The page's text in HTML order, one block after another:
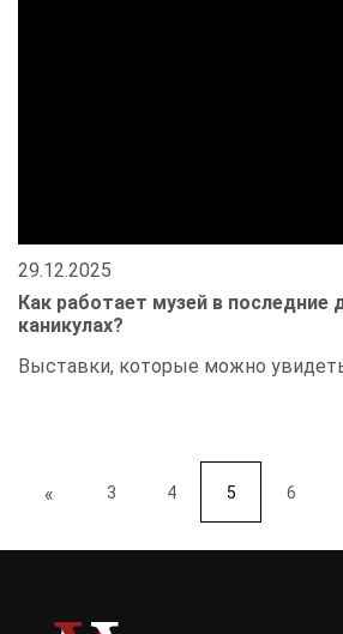
29.12.2025
Как работает музей в последние
каникулах?
Выставки, которые можно
« 3 4 5 6